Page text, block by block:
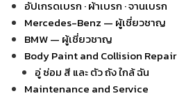
อัปเกรดเบรก · ผ้าเบรก · จานเบรก
Mercedes-Benz — ผู้เชี่ยวชาญ
BMW — ผู้เชี่ยวชาญ
Body Paint and Collision Repair
อู่ ซ่อม สี และ ตัว ถัง ใกล้ ฉัน
Maintenance and Service